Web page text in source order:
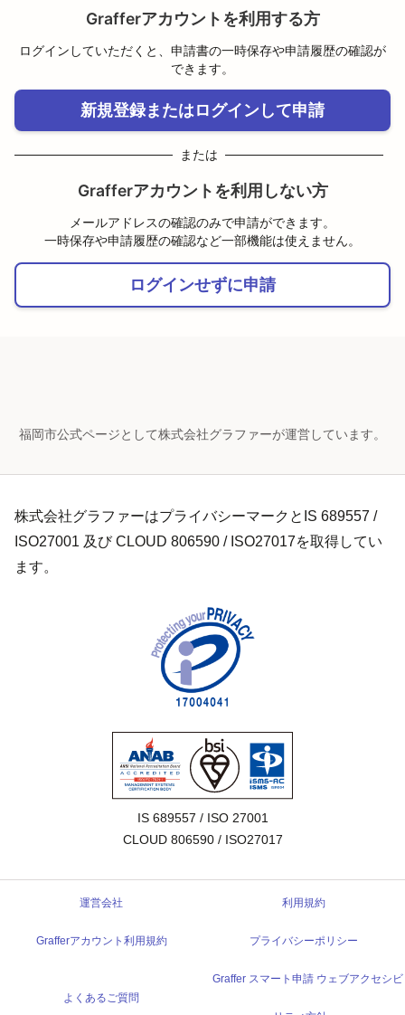
Grafferアカウントを利用する方
ログインしていただくと、申請書の一時保存や申請履歴の確認が
できます。
新規登録またはログインして申請
または
Grafferアカウントを利用しない方
メールアドレスの確認のみで申請ができます。
一時保存や申請履歴の確認など一部機能は使えません。
ログインせずに申請
福岡市公式ページとして株式会社グラファーが運営しています。
株式会社グラファーはプライバシーマークとIS 689557 /
ISO27001 及び CLOUD 806590 / ISO27017を取得してい
ます。
IS 689557 / ISO 27001
CLOUD 806590 / ISO27017
運営会社 利用規約
Grafferアカウント利用規約 プライバシーポリシー
よくあるご質問
Graffer スマート申請 ウェブアクセシビ